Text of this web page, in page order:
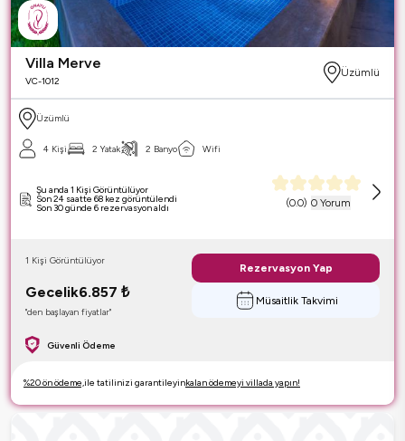
Villa Merve
VC-1012
Üzümlü
Üzümlü
4 Kişi 2 Yatak 2 Banyo Wifi
(0.0) 0 Yorum
Şu anda 1 Kişi Görüntülüyor
Son 24 saatte 68 kez görüntülendi
Son 30 günde 6 rezervasyon aldı
Güvenli Ödeme
Gecelik6.857 ₺
"den başlayan fiyatlar"
1 Kişi Görüntülüyor
Rezervasyon Yap
Müsaitlik Takvimi
%20 ön ödeme,ile tatilinizi garantileyinkalan ödemeyi villada yapın!